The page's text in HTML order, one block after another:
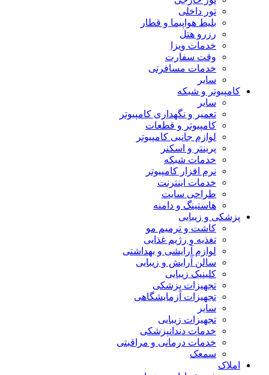
تور داخلی
بلیط هواپیما و قطار
رزرو هتل
خدمات ویزا
وقت سفارت
خدمات مسافرتی
سایر
کامپیوتر و شبکه
سایر
تعمیر و نگهداری کامپیوتر
کامپیوتر و قطعات
لوازم جانبی کامپیوتر
پرینتر و اسکنر
خدمات شبکه
نرم افزار کامپیوتر
خدمات اینترنت
طراحی سایت
هاستینگ و دامنه
پزشکی و زیبایی
کاشت و ترمیم مو
تغذیه و رژیم غذایی
لوازم آرایشی و بهداشتی
سالن آرایش و زیبایی
کلینیک زیبایی
تجهیزات پزشکی
تجهیزات آزمایشگاهی
سایر
تجهیزات زیبایی
خدمات دندانپزشکی
خدمات درمانی و مراقبتی
سمعک
املاک